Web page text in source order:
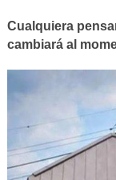
Cualquiera
cambiará al